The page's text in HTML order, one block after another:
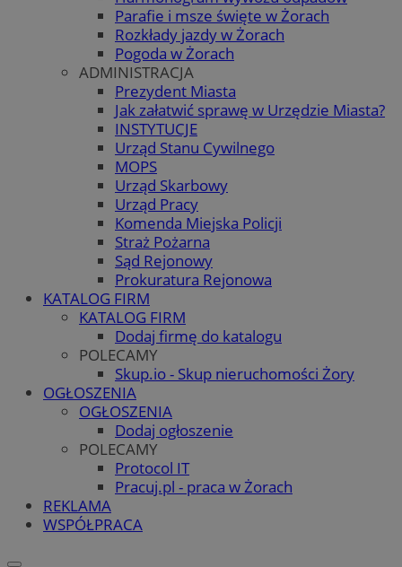
Parafie i msze święte w Żorach
Rozkłady jazdy w Żorach
Pogoda w Żorach
ADMINISTRACJA
Prezydent Miasta
Jak załatwić sprawę w Urzędzie Miasta?
INSTYTUCJE
Urząd Stanu Cywilnego
MOPS
Urząd Skarbowy
Urząd Pracy
Komenda Miejska Policji
Straż Pożarna
Sąd Rejonowy
Prokuratura Rejonowa
KATALOG FIRM
KATALOG FIRM
Dodaj firmę do katalogu
POLECAMY
Skup.io - Skup nieruchomości Żory
OGŁOSZENIA
OGŁOSZENIA
Dodaj ogłoszenie
POLECAMY
Protocol IT
Pracuj.pl - praca w Żorach
REKLAMA
WSPÓŁPRACA